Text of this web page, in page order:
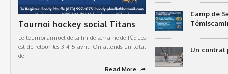
Tournoi hockey social Titans
Le tournoi annuel de la fin de semaine de Pâques
est de retour les 3-4-5 avril. On attends un total
de
Read More
➦
Camp de
Un contrat